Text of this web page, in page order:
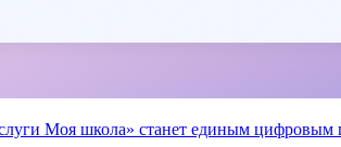
Моя школа» станет единым цифровым